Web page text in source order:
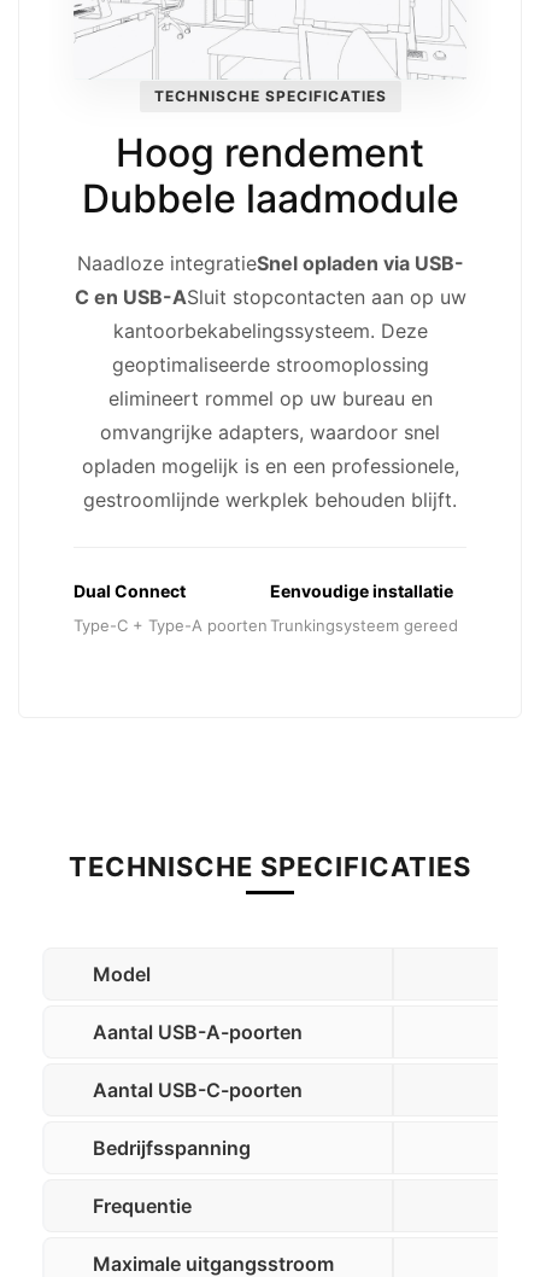
TECHNISCHE SPECIFICATIES
Hoog rendement
Dubbele laadmodule
Naadloze integratieSnel opladen via USB-
C en USB-ASluit stopcontacten aan op uw
kantoorbekabelingssysteem. Deze
geoptimaliseerde stroomoplossing
elimineert rommel op uw bureau en
omvangrijke adapters, waardoor snel
opladen mogelijk is en een professionele,
gestroomlijnde werkplek behouden blijft.
Dual Connect
Type-C + Type-A poorten
Eenvoudige installatie
Trunkingsysteem gereed
TECHNISCHE SPECIFICATIES
Model
Aantal USB-A-poorten
Aantal USB-C-poorten
Bedrijfsspanning
Frequentie
Maximale uitgangsstroom